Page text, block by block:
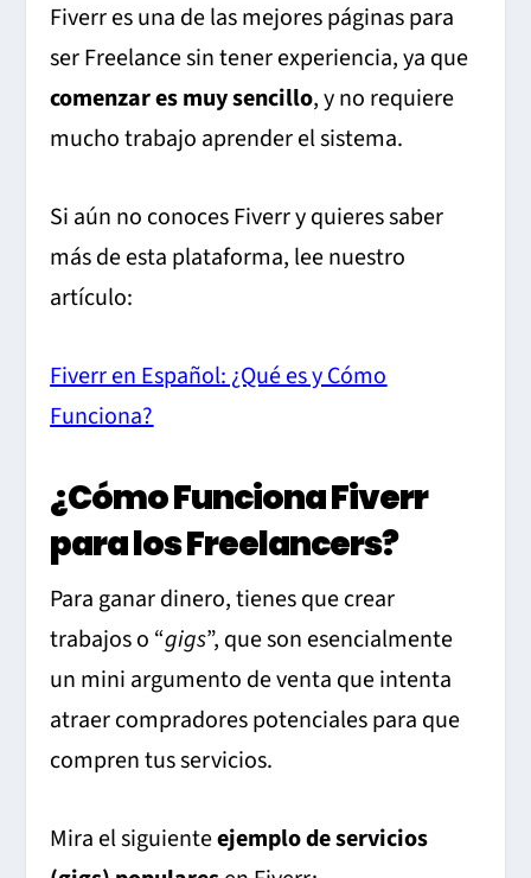
Fiverr es una de las mejores páginas para
ser Freelance sin tener experiencia, ya que
comenzar es muy sencillo, y no requiere
mucho trabajo aprender el sistema.
Si aún no conoces Fiverr y quieres saber
más de esta plataforma, lee nuestro
artículo:
Fiverr en Español: ¿Qué es y Cómo
Funciona?
¿Cómo Funciona Fiverr
para los Freelancers?
Para ganar dinero, tienes que crear
trabajos o “gigs”, que son esencialmente
un mini argumento de venta que intenta
atraer compradores potenciales para que
compren tus servicios.
Mira el siguienteejemplo de servicios